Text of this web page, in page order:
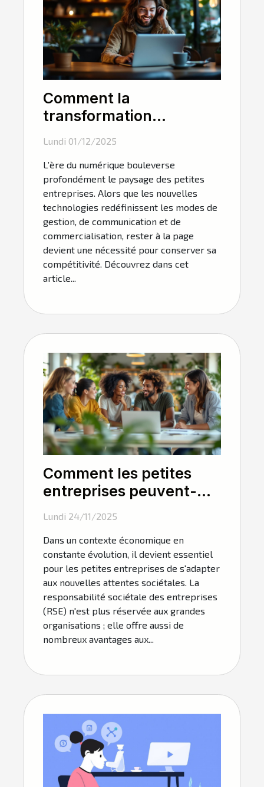
Comment la
transformation
numérique influence-t-
elle les petites
entreprises ?
Lundi 01/12/2025
L’ère du numérique bouleverse
profondément le paysage des petites
entreprises. Alors que les nouvelles
technologies redéfinissent les modes de
gestion, de communication et de
commercialisation, rester à la page
devient une nécessité pour conserver sa
compétitivité. Découvrez dans cet
article...
Comment les petites
entreprises peuvent-
elles tirer profit de la
RSE ?
Lundi 24/11/2025
Dans un contexte économique en
constante évolution, il devient essentiel
pour les petites entreprises de s'adapter
aux nouvelles attentes sociétales. La
responsabilité sociétale des entreprises
(RSE) n'est plus réservée aux grandes
organisations ; elle offre aussi de
nombreux avantages aux...